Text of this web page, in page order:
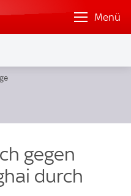
Menü
gegen
durch